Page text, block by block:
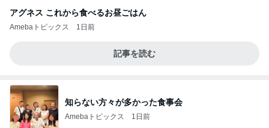
アグネス これから食べるお昼ごはん
Amebaトピックス 1日前
記事を読む
知らない方々が多かった食事会
Amebaトピックス 1日前